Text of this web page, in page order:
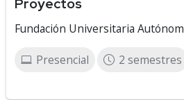
Fundación Universitaria
Presencial 2 semestres